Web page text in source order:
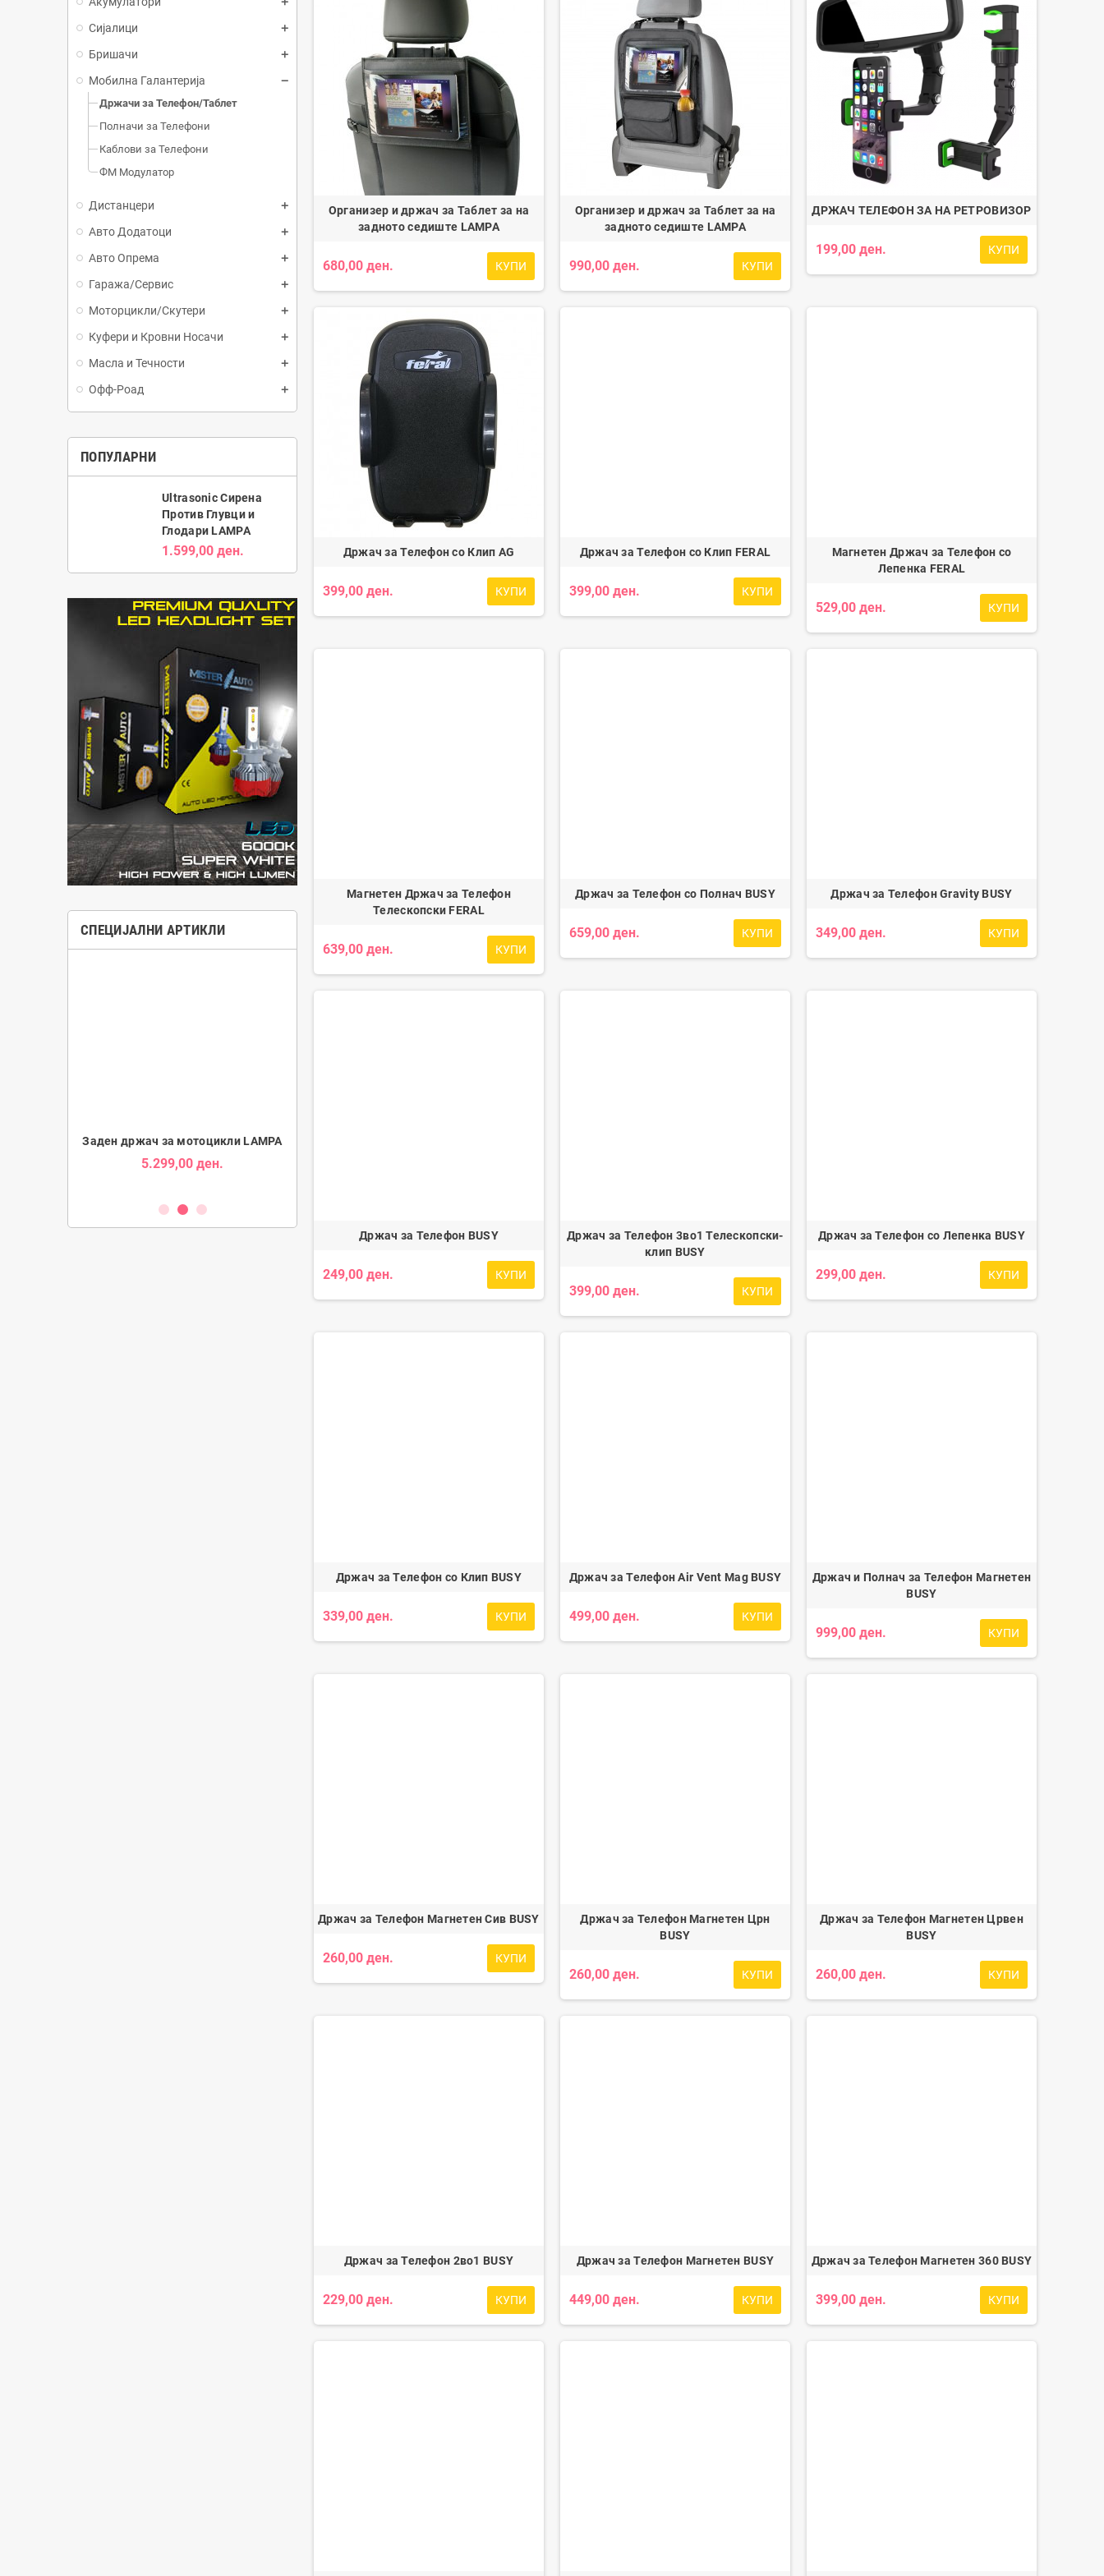
Сијалици
Бришачи
Мобилна Галантерија
Држачи за Телефон/Таблет
Полначи за Телефони
Каблови за Телефони
ФМ Модулатор
Дистанцери
Авто Додатоци
Авто Опрема
Гаража/Сервис
Моторцикли/Скутери
Куфери и Кровни Носачи
Масла и Течности
Офф-Роад
ПОПУЛАРНИ
Ultrasonic Сирена
Против Глувци и
Глодари LAMPA
1.599,00 ден.
СПЕЦИЈАЛНИ АРТИКЛИ
Заден држач за мотоцикли LAMPA
5.299,00 ден.
Организер и држач за Таблет за на
задното седиште LAMPA
680,00 ден. КУПИ
Организер и држач за Таблет за на
задното седиште LAMPA
990,00 ден. КУПИ
ДРЖАЧ ТЕЛЕФОН ЗА НА РЕТРОВИЗОР
199,00 ден. КУПИ
Држач за Телефон со Клип AG
399,00 ден. КУПИ
Држач за Телефон со Клип FERAL
399,00 ден. КУПИ
Магнетен Држач за Телефон со
Лепенка FERAL
529,00 ден. КУПИ
Магнетен Држач за Телефон
Телескопски FERAL
639,00 ден. КУПИ
Држач за Телефон со Полнач BUSY
659,00 ден. КУПИ
Држач за Телефон Gravity BUSY
349,00 ден. КУПИ
Држач за Телефон BUSY
249,00 ден. КУПИ
Држач за Телефон 3во1 Телескопски-
клип BUSY
399,00 ден. КУПИ
Држач за Телефон со Лепенка BUSY
299,00 ден. КУПИ
Држач за Телефон со Клип BUSY
339,00 ден. КУПИ
Држач за Телефон Air Vent Mag BUSY
499,00 ден. КУПИ
Држач и Полнач за Телефон Магнетен
BUSY
999,00 ден. КУПИ
Држач за Телефон Магнетен Сив BUSY
260,00 ден. КУПИ
Држач за Телефон Магнетен Црн
BUSY
260,00 ден. КУПИ
Држач за Телефон Магнетен Црвен
BUSY
260,00 ден. КУПИ
Држач за Телефон 2во1 BUSY
229,00 ден. КУПИ
Држач за Телефон Магнетен BUSY
449,00 ден. КУПИ
Држач за Телефон Магнетен 360 BUSY
399,00 ден. КУПИ